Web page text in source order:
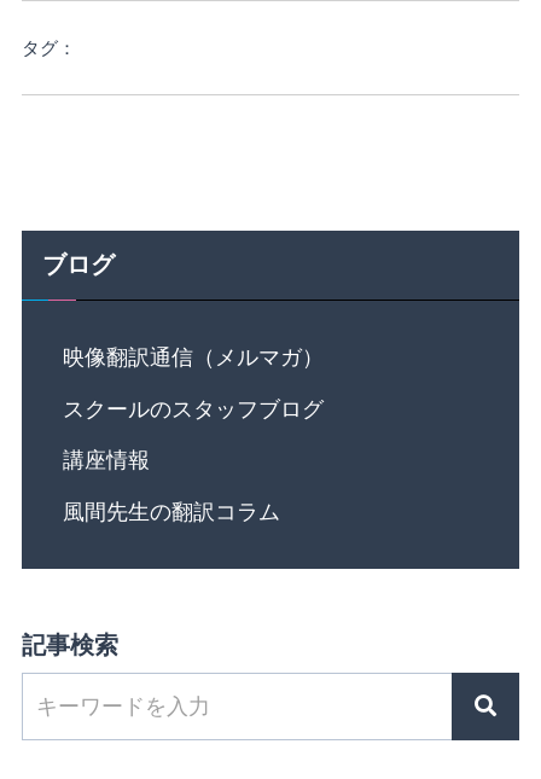
タグ：
ブログ
映像翻訳通信（メルマガ）
スクールのスタッフブログ
講座情報
風間先生の翻訳コラム
記事検索